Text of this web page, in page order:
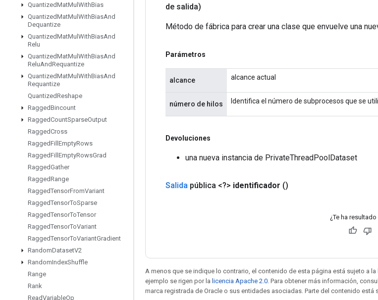
QuantizedMatMul WithBias
QuantizedMatMul WithBiasAnd
Dequantize
QuantizedMatMul WithBiasAnd
Relu
QuantizedMatMul WithBiasAnd
ReluAndRequantize
QuantizedMatMul WithBiasAnd
Requantize
QuantizedReshape
RaggedBincount
RaggedCountSparseOutput
RaggedCross
RaggedFill EmptyRows
RaggedFill EmptyRowsGrad
RaggedGather
RaggedRange
RaggedTensorFromVariant
RaggedTensorToSparse
RaggedTensorToTensor
RaggedTensorToVariant
RaggedTensorToVariantGradient
RandomDatasetV2
RandomIndexShuffle
Range
Rank
ReadVariableOp
de salida)
Método de fábrica para crear una clase que envuelve una
Parámetros
alcance alcance actual
número de hilos Identifica el número de subprocesos que se
Devoluciones
una nueva instancia de PrivateThreadPoolDataset
Salida pública <?> identificador ()
¿Te ha resultado
A menos que se indique lo contrario, el contenido de esta página está sujeto a la
ejemplo se rigen por la licencia Apache 2.0 . Para obtener más información,
marca registrada de Oracle o sus entidades asociadas. Parte del contenido está